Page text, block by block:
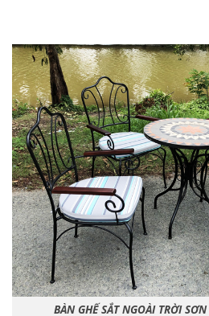
BÀN GHẾ SẮT NGOÀI TRỜI